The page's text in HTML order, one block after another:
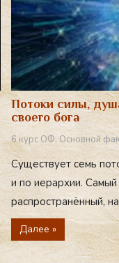
Потоки силы,
своего бога
6 курс ОФ,Основной
Существует семь
и по иерархии.
распространённый,
Далее »